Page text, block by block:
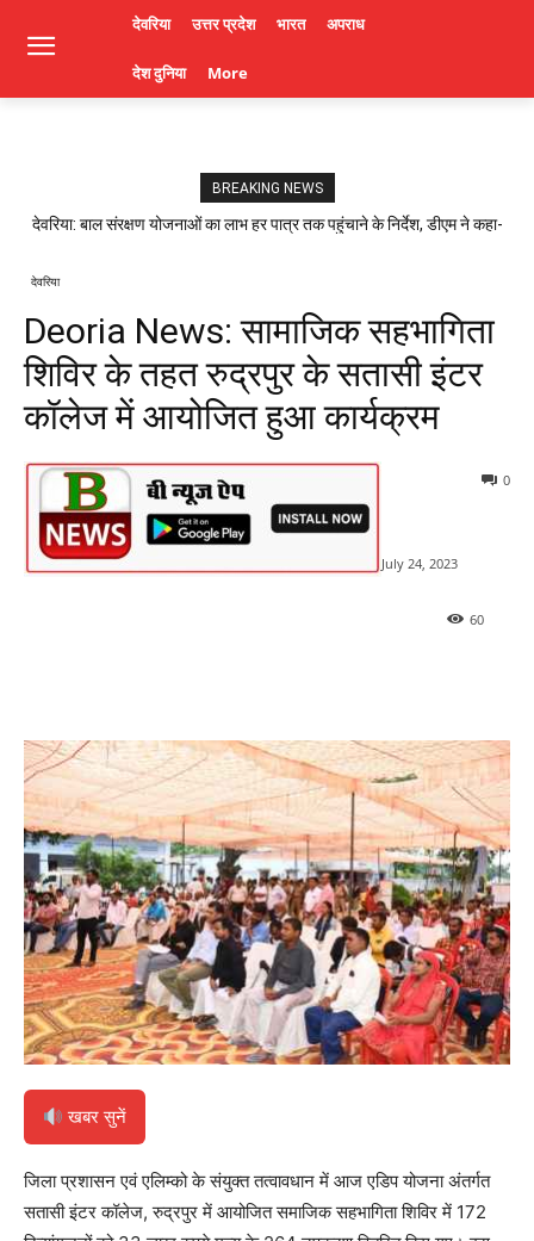
देवरिया उत्तर प्रदेश भारत अपराध
देश दुनिया More
BREAKING NEWS
देवरिया: बाल संरक्षण योजनाओं का लाभ हर पात्र तक पहुंचाने के निर्देश, डीएम ने कहा-
देवरिया
Deoria News: सामाजिक सहभागिता
शिविर के तहत रुद्रपुर के सतासी इंटर
कॉलेज में आयोजित हुआ कार्यक्रम
July 24, 2023
0
60
खबर सुनें
जिला प्रशासन एवं एलिम्को के संयुक्त तत्वावधान में आज एडिप योजना अंतर्गत
सतासी इंटर कॉलेज, रुद्रपुर में आयोजित समाजिक सहभागिता शिविर में 172